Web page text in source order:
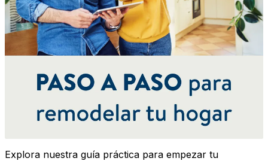
Explora nuestra guía práctica para empezar tu